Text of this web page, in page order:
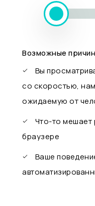
Возможные
Вы
со скоростью,
ожидаемую от
Что-то мешает
браузере
Ваше